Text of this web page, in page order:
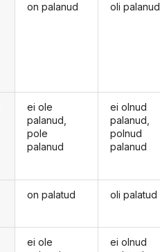
on palanud
ei ole
palanud,
pole
palanud
on palatud
ei ole
oli palanud
ei olnud
palanud,
polnud
palanud
oli palatud
ei olnud